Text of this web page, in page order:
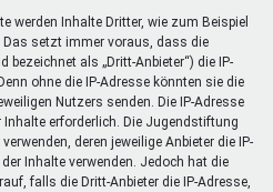
werden Inhalte Dritter, wie zum Beispiel
Das setzt immer voraus, dass die
als „Dritt-Anbieter“) die IP-
ohne die IP-Adresse könnten sie die
Nutzers senden. Die IP-Adresse
erforderlich. Die Jugendstiftung
deren jeweilige Anbieter die IP-
Inhalte verwenden. Jedoch hat die
falls die Dritt-Anbieter die IP-Adresse,